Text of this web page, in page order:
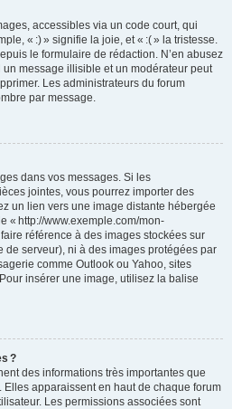
accessibles via un code court, qui
« :) » signifie la joie, et « :( » la tristesse.
le formulaire de rédaction. N’en abusez
un message illisible et un modérateur peut
Les administrateurs du forum
par message.
dans vos messages. Si les
jointes, vous pourrez importer des
un lien vers une image distante hébergée
« http://www.exemple.com/mon-
référence à des images stockées sur
de serveur), ni à des images protégées par
comme Outlook ou Yahoo, sites
insérer une image, utilisez la balise
?
des informations très importantes que
apparaissent en haut de chaque forum
Les permissions associées sont